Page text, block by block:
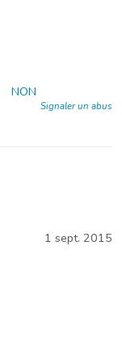
NON
Signaler un abus
1 sept. 2015